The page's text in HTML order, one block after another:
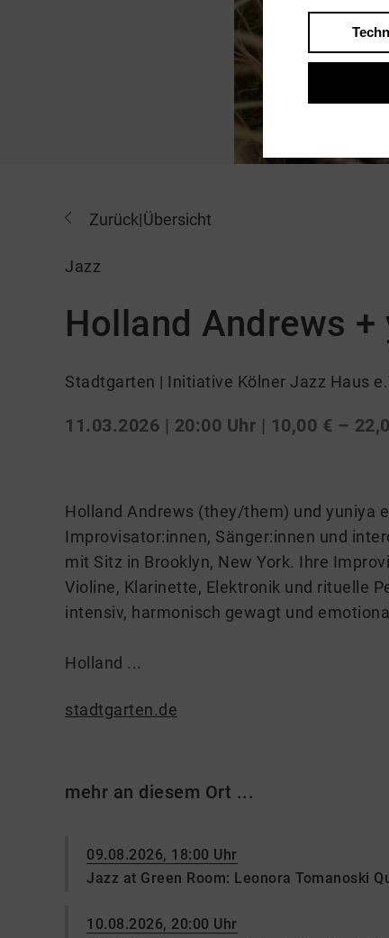
Zurück|Übersicht
Jazz
Holland Andrews
Stadtgarten | Initiative Kölner Jazz Haus
11.03.2026 | 20:00 Uhr | 10,00 € –
Holland Andrews (they/them) und yuniya
Improvisator:innen, Sänger:innen und
mit Sitz in Brooklyn, New York. Ihre
Violine, Klarinette, Elektronik und rituelle
intensiv, harmonisch gewagt und
Holland ...
stadtgarten.de
mehr an diesem Ort ...
09.08.2026, 18:00 Uhr
Jazz at Green Room: Leonora Tomanoski
10.08.2026, 20:00 Uhr